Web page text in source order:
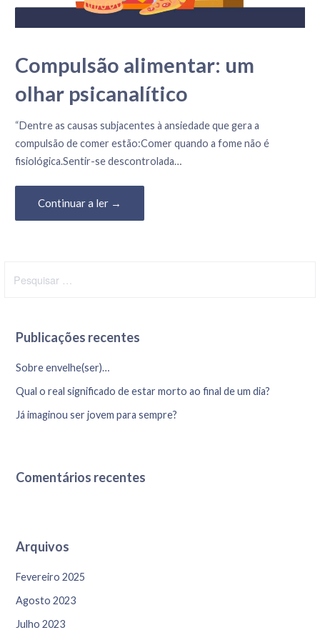
Compulsão alimentar: um
olhar psicanalítico
5 de Janeiro, 2021
“Dentre as causas subjacentes à ansiedade que gera a
compulsão de comer estão:Comer quando a fome não é
fisiológica.Sentir-se descontrolada…
Continuar a ler →
por:
Publicações recentes
Sobre envelhe(ser)…
Qual o real significado de estar morto ao final de um dia?
Já imaginou ser jovem para sempre?
Comentários recentes
Arquivos
Fevereiro 2025
Agosto 2023
Julho 2023